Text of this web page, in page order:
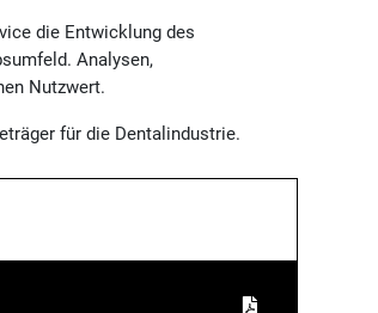
die Entwicklung des
Analysen,
Nutzwert.
für die Dentalindustrie.